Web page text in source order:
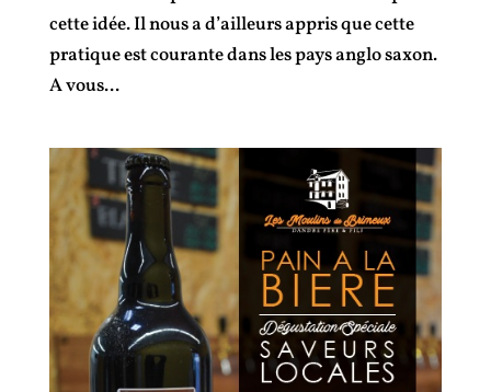
cette idée. Il nous a d’ailleurs appris que cette
pratique est courante dans les pays anglo saxon.
A vous...